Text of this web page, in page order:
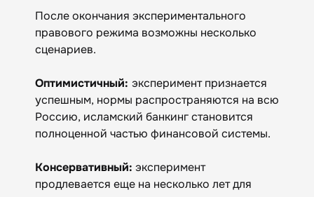
После окончания экспериментального
правового режима возможны несколько
сценариев.
Оптимистичный: эксперимент признается
успешным, нормы распространяются на всю
Россию, исламский банкинг становится
полноценной частью финансовой системы.
Консервативный: эксперимент
продлевается еще на несколько лет для